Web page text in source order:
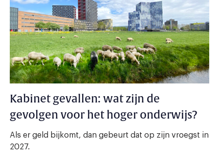
Kabinet gevallen: wat zijn de
gevolgen voor het hoger onderwijs?
Als er geld bijkomt, dan gebeurt dat op zijn vroegst in
2027.